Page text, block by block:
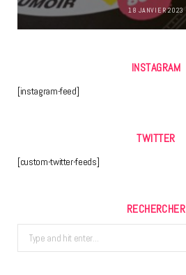
18 JANVIER 2023
INSTAGRAM
[instagram-feed]
TWITTER
[custom-twitter-feeds]
RECHERCHER
Search
for: